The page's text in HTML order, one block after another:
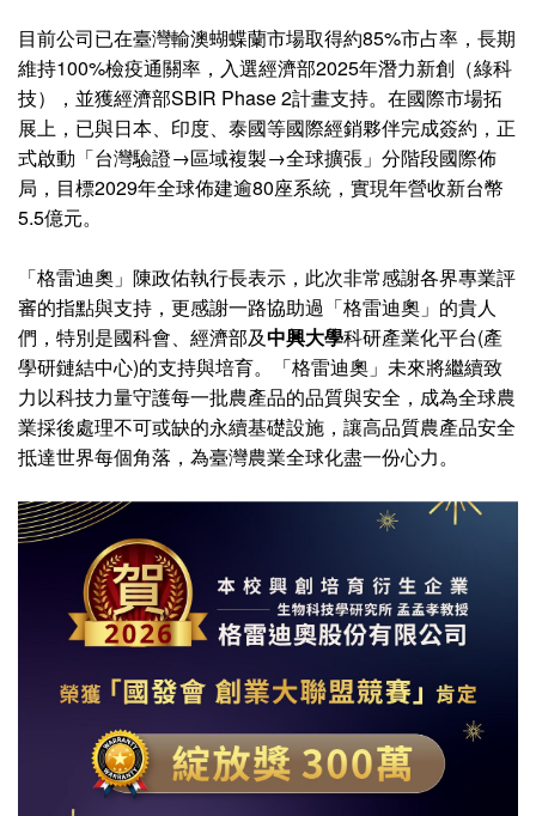
目前公司已在臺灣輸澳蝴蝶蘭市場取得約85%市占率，長期
維持100%檢疫通關率，入選經濟部2025年潛力新創（綠科
技），並獲經濟部SBIR Phase 2計畫支持。在國際市場拓
展上，已與日本、印度、泰國等國際經銷夥伴完成簽約，正
式啟動「台灣驗證→區域複製→全球擴張」分階段國際佈
局，目標2029年全球佈建逾80座系統，實現年營收新台幣
5.5億元。
「格雷迪奧」陳政佑執行長表示，此次非常感謝各界專業評
審的指點與支持，更感謝一路協助過「格雷迪奧」的貴人
們，特別是國科會、經濟部及中興大學科研產業化平台(產
學研鏈結中心)的支持與培育。「格雷迪奧」未來將繼續致
力以科技力量守護每一批農產品的品質與安全，成為全球農
業採後處理不可或缺的永續基礎設施，讓高品質農產品安全
抵達世界每個角落，為臺灣農業全球化盡一份心力。